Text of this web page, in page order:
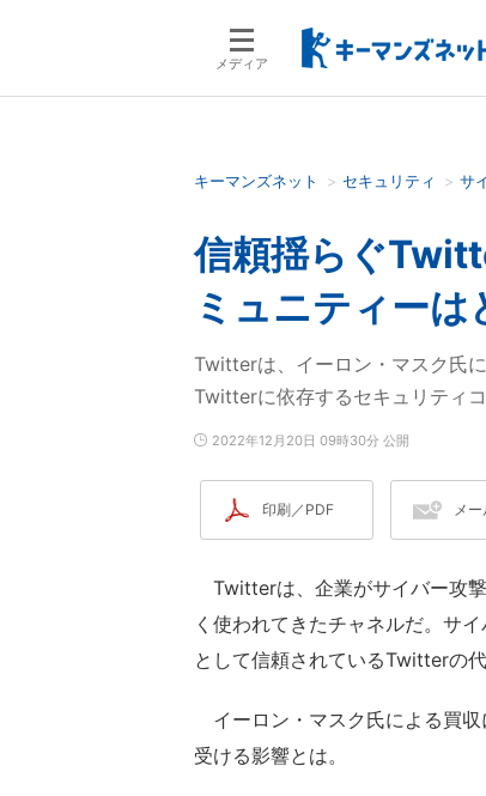
メディア
検索語を入力してください
キーマンズネット セキュリティ サ
信頼揺らぐ
ミュニティーは
Twitterは、イーロン・マスク氏
Twitterに依存するセキュリティ
2022年12月20日 09時30分 公開
印刷／PDF メ
Twitterは、企業がサイバー攻
く使われてきたチャネルだ。サ
として信頼されているTwitterの
イーロン・マスク氏による買
受ける影響とは。